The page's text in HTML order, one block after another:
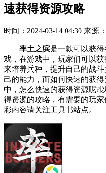
速获得资源攻略
时间：2024-03-14 04:30 来源
率土之滨是一款可以获
戏，在游戏中，玩家们可以
来培养兵种，提升自己的战
己的能力，而如何快速的获
中，怎么快速的获得资源呢?
得资源的攻略，有需要的玩
彩内容请关注工具书站点。